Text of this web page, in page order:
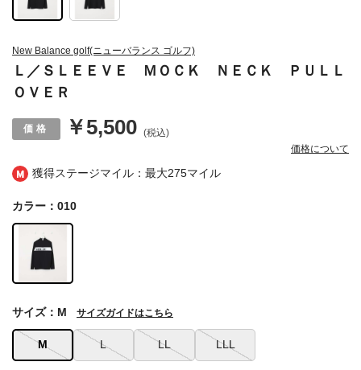
獲得ステージマイル：最大275マイル
New Balance golf(ニューバランス ゴルフ)
Ｌ／ＳＬＥＥＶＥ ＭＯＣＫ ＮＥＣＫ ＰＵＬＬ
ＯＶＥＲ
￥5,500 (税込)
価格について
カラー：010
M L LL LLL
サイズ：M サイズガイドはこちら